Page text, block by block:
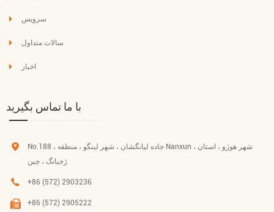
سرویس
سالات متداول
اخبار
با ما تماس بگیرید
No.188 ، جاده لیانگشان ، شهر لینگو ، منطقه Nanxun ، شهر هوژو ، استان
ژجیانگ ، چین
+86 (572) 2903236
+86 (572) 2905222